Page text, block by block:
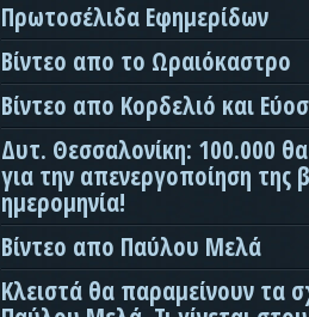
Πρωτοσέλιδα Εφημερίδων
Βίντεο απο το Ωραιόκαστρο
Βίντεο απο Κορδελιό και
Δυτ. Θεσσαλονίκη: 100.000
για την απενεργοποίηση της
ημερομηνία!
Βίντεο απο Παύλου Μελά
Κλειστά θα παραμείνουν τα